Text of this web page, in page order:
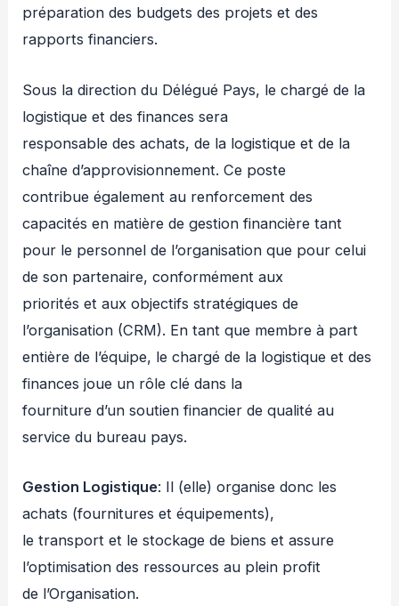
préparation des budgets des projets et des
rapports financiers.
Sous la direction du Délégué Pays, le chargé de la
logistique et des finances sera
responsable des achats, de la logistique et de la
chaîne d’approvisionnement. Ce poste
contribue également au renforcement des
capacités en matière de gestion financière tant
pour le personnel de l’organisation que pour celui
de son partenaire, conformément aux
priorités et aux objectifs stratégiques de
l’organisation (CRM). En tant que membre à part
entière de l’équipe, le chargé de la logistique et des
finances joue un rôle clé dans la
fourniture d’un soutien financier de qualité au
service du bureau pays.
Gestion Logistique: Il (elle) organise donc les
achats (fournitures et équipements),
le transport et le stockage de biens et assure
l’optimisation des ressources au plein profit
de l’Organisation.